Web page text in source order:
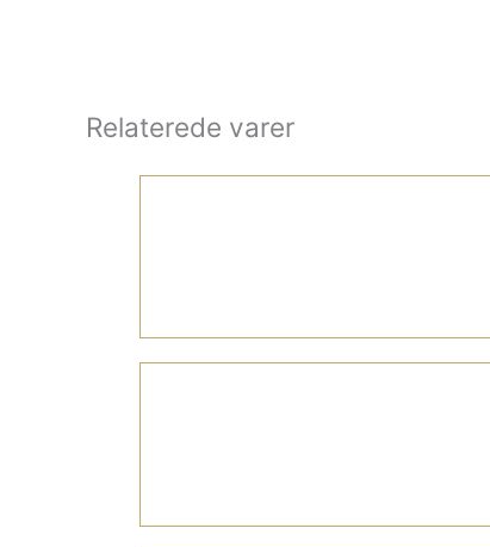
Relaterede varer